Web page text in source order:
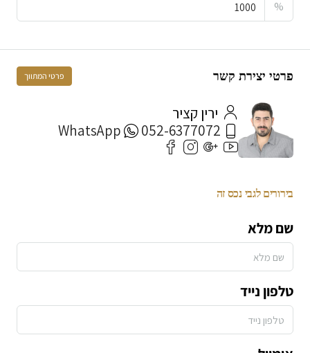
%
פרטי יצירת קשר פרטי המתווך
ירין קציר
052-6377072
WhatsApp
בירורים לגבי נכס זה
שם מלא
טלפון נייד